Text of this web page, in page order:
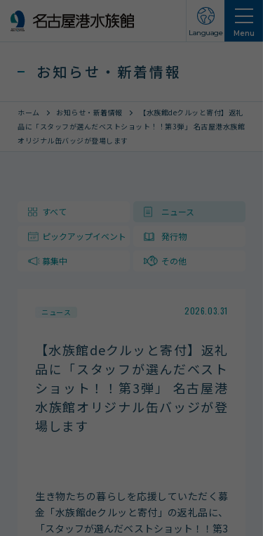
Menu
Language
水族館の周辺施設
入館チケット
交通アクセス
イベント紹介
研究・教育
体験学習プログラム
海の仲間たち
ショップ・レストラン
お知らせ・新着情報
ホーム お知らせ・新着情報
【水族館deクルッと寄付】返礼
品に「スタッフが選んだベストショット！！第3弾」 名古屋港水族館
オリジナル缶バッジが登場します
すべて ニュース
ピックアップイベント 発行物
募集中 その他
ニュース 2026.03.31
【水族館deクルッと寄付】返礼
品に「スタッフが選んだベスト
ショット！！第3弾」 名古屋港
水族館オリジナル缶バッジが登
場します
生き物たちの暮らしを応援していただく募
金「水族館deクルッと寄付」の返礼品に、
「スタッフが選んだベストショット！！第3